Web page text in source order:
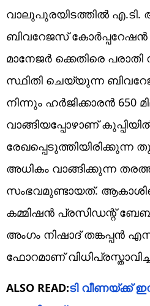
വാലുപുരയിടത്തിൽ
ബിവറേജസ് കോർപ്പറേഷൻ
മാനേജർ ക്കെതിരെ
സ്ഥിതി ചെയ്യുന്ന
നിന്നും ഹർജിക്കാരൻ 650
വാങ്ങിയപ്പോഴാണ് കുപ്പിയിൽ
രേഖപ്പെടുത്തിയിരിക്കുന്ന
അധികം വാങ്ങിക്കുന്ന
സംഭവമുണ്ടായത്.
കമ്മിഷൻ പ്രസിഡന്റ്
അംഗം നിഷാദ് തങ്കപ്പൻ
ഫോറമാണ്
ALSO READ:ടി വീണയ്ക്ക്